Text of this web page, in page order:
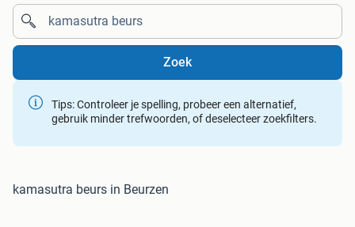
Zoek
Tips: Controleer je spelling, probeer een alternatief,
gebruik minder trefwoorden, of deselecteer zoekfilters.
kamasutra beurs in Beurzen